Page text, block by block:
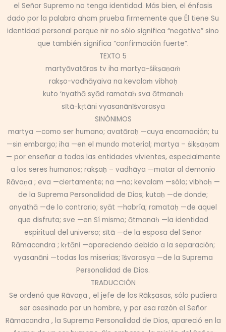
el Señor Supremo no tenga identidad. Más bien, el énfasis
dado por la palabra aham prueba firmemente que Él tiene Su
identidad personal porque nir no sólo significa “negativo” sino
que también significa “confirmación fuerte”.
TEXTO 5
martyāvatāras tv iha martya-śikṣaṇaṁ
rakṣo-vadhāyaiva na kevalaṁ vibhoḥ
kuto ‘nyathā syād ramataḥ sva ātmanaḥ
sītā-kṛtāni vyasanānīśvarasya
SINÓNIMOS
martya —como ser humano; avatāraḥ —cuya encarnación; tu
—sin embargo; iha —en el mundo material; martya – śikṣaṇam
— por enseñar a todas las entidades vivientes, especialmente
a los seres humanos; rakṣaḥ – vadhāya —matar al demonio
Rāvaṇa ; eva —ciertamente; na —no; kevalam —sólo; vibhoḥ —
de la Suprema Personalidad de Dios; kutaḥ —de donde;
anyathā —de lo contrario; syāt —habría; ramataḥ —de aquel
que disfruta; sve —en Sí mismo; ātmanaḥ —la identidad
espiritual del universo; sītā —de la esposa del Señor
Rāmacandra ; kṛtāni —apareciendo debido a la separación;
vyasanāni —todas las miserias; īśvarasya —de la Suprema
Personalidad de Dios.
TRADUCCIÓN
Se ordenó que Rāvaṇa , el jefe de los Rākṣasas, sólo pudiera
ser asesinado por un hombre, y por esa razón el Señor
Rāmacandra , la Suprema Personalidad de Dios, apareció en la